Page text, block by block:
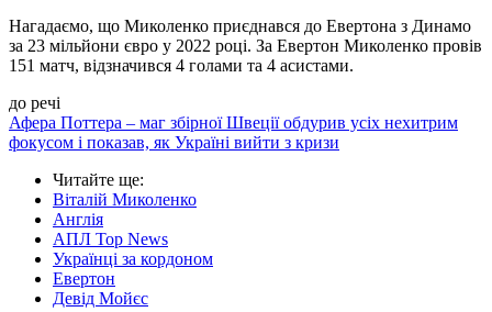
Нагадаємо, що Миколенко приєднався до Евертона з Динамо
за 23 мільйони євро у 2022 році. За Евертон Миколенко провів
151 матч, відзначився 4 голами та 4 асистами.
до речі
Афера Поттера – маг збірної Швеції обдурив усіх нехитрим
фокусом і показав, як Україні вийти з кризи
Читайте ще:
Віталій Миколенко
Англія
АПЛ Top News
Українці за кордоном
Евертон
Девід Мойєс